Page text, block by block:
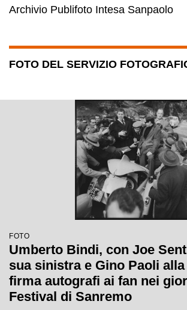
Archivio Publifoto Intesa Sanpaolo
FOTO DEL SERVIZIO
FOTO
Umberto Bindi, con Joe
sua sinistra e Gino Paoli
firma autografi ai fan nei
Festival di Sanremo